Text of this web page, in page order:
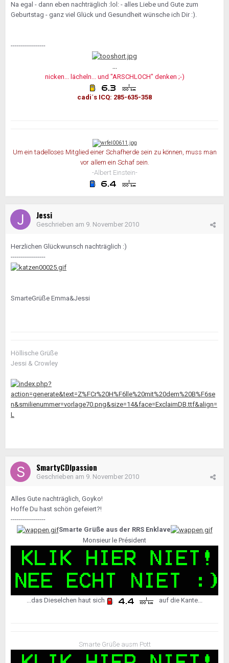
Na egal - dann eben nachträglich :lol: - alles Liebe und Gute zum
Geburtstag - ganz viel Glück und Gesundheit wünsche ich Dir :).
-----------------
...
nicken... lächeln... und "ARSCHLOCH" denken ;-)
cadi´s ICQ: 285-635-358
Um ein tadelloses Mitglied einer Schafherde sein zu können, muss man
vor allem ein Schaf sein.
-Albert Einstein-
Jessi
Geschrieben am 9. November 2010
Herzlichen Glückwunsch nachträglich :)
-----------------
SmarteGrüße Emma&Jessi
Höllische Grüße
Jessi & Crowley
SmartyCDIpassion
Geschrieben am 9. November 2010
Alles Gute nachträglich, Goyko!
Hoffe Du hast schön gefeiert?!
-----------------
Smarte Grüße aus der RRS Enklave
Monsieur le Président
...das Dieselchen haut sich auf die Kante...
Smarte Grüße ausm Pott